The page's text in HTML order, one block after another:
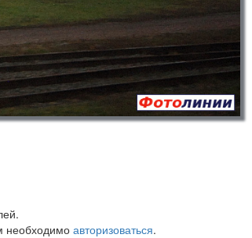
необходимо авторизоваться.